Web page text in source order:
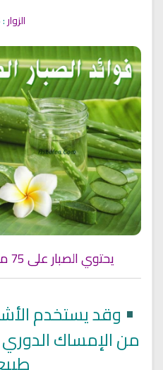
الزوار: 5855 |
يحتوي الصبار على 75 مكونًا نشطًا على الأقل
• وقد يستخدم
من الإمساك